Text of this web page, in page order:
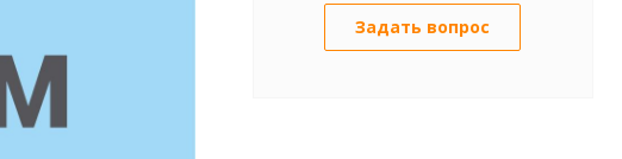
Задать вопрос